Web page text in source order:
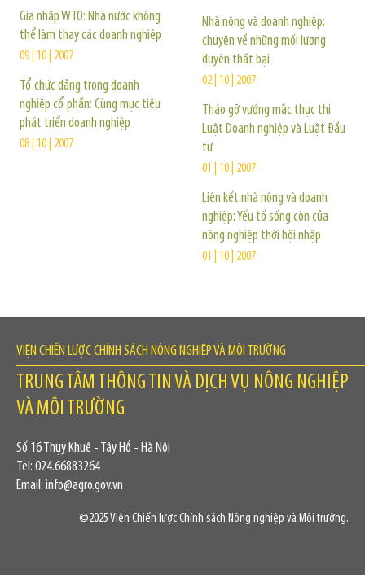
Gia nhập WTO: Nhà nước không
thể làm thay các doanh nghiệp
09 | 10 | 2007
Tổ chức đảng trong doanh
nghiệp cổ phần: Cùng mục tiêu
phát triển doanh nghiệp
08 | 10 | 2007
Nhà nông và doanh nghiệp:
chuyện về những mối lương
duyên thất bại
02 | 10 | 2007
Tháo gỡ vướng mắc thực thi
Luật Doanh nghiệp và Luật Ðầu
tư
01 | 10 | 2007
Liên kết nhà nông và doanh
nghiệp: Yếu tố sống còn của
nông nghiệp thời hội nhập
01 | 10 | 2007
VIỆN CHIẾN LƯỢC CHÍNH SÁCH NÔNG NGHIỆP VÀ MÔI TRƯỜNG
TRUNG TÂM THÔNG TIN VÀ DỊCH VỤ NÔNG NGHIỆP
VÀ MÔI TRƯỜNG
Số 16 Thụy Khuê - Tây Hồ - Hà Nội
Tel: 024.66883264
Email: info@agro.gov.vn
©2025 Viện Chiến lược Chính sách Nông nghiệp và Môi trường.